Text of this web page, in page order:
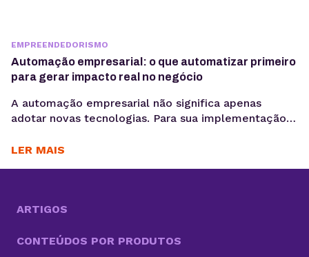
EMPREENDEDORISMO
Automação empresarial: o que automatizar primeiro
para gerar impacto real no negócio
A automação empresarial não significa apenas
adotar novas tecnologias. Para sua implementação
trabalho que reduzam tarefas repetitivas. Ou
tarefas necessárias para competir no mercado, a
LER MAIS
ARTIGOS
CONTEÚDOS POR PRODUTOS